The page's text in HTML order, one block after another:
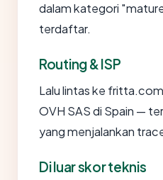
dalam kategori
terdaftar.
Routing & ISP
Lalu lintas ke
OVH SAS di Spain —
yang menjalankan
Di luar skor teknis